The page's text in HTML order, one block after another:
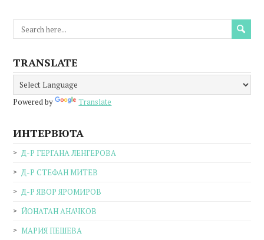
TRANSLATE
Powered by Translate
ИНТЕРВЮТА
Д-Р ГЕРГАНА ЛЕНГЕРОВА
Д-Р СТЕФАН МИТЕВ
Д-Р ЯВОР ЯРОМИРОВ
ЙОНАТАН АНАЧКОВ
МАРИЯ ПЕШЕВА